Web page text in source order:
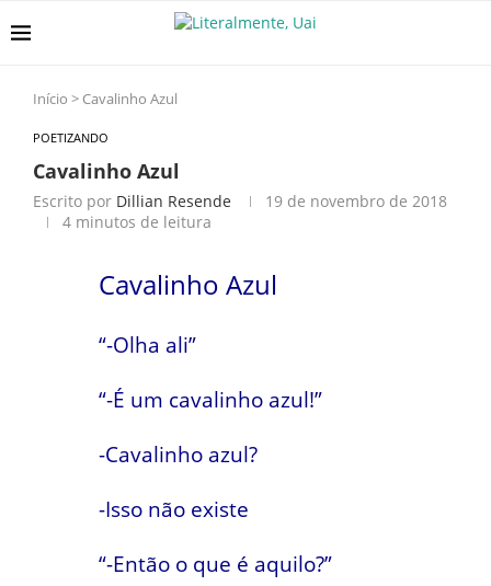
Início > Cavalinho Azul
POETIZANDO
Cavalinho Azul
Escrito por Dillian Resende
19 de novembro de 2018
4 minutos de leitura
Cavalinho Azul
“-Olha ali”
“-É um cavalinho azul!”
-Cavalinho azul?
-Isso não existe
“-Então o que é aquilo?”